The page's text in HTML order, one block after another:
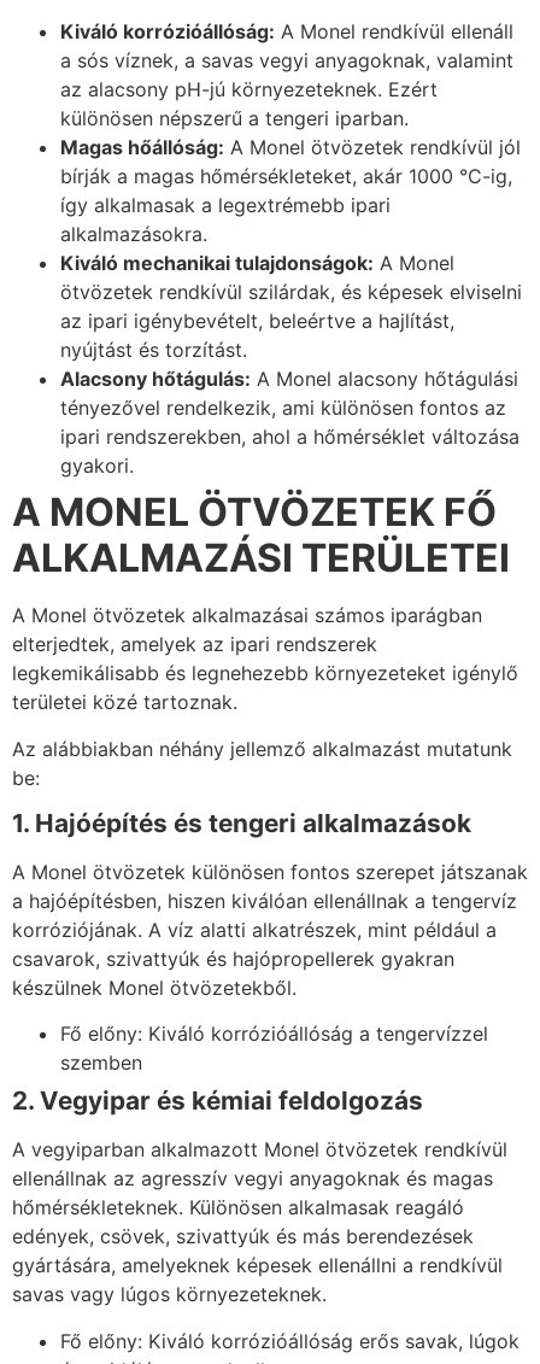
Kiváló korrózióállóság: A Monel rendkívül ellenáll
a sós víznek, a savas vegyi anyagoknak, valamint
az alacsony pH-jú környezeteknek. Ezért
különösen népszerű a tengeri iparban.
Magas hőállóság: A Monel ötvözetek rendkívül jól
bírják a magas hőmérsékleteket, akár 1000 °C-ig,
így alkalmasak a legextrémebb ipari
alkalmazásokra.
Kiváló mechanikai tulajdonságok: A Monel
ötvözetek rendkívül szilárdak, és képesek elviselni
az ipari igénybevételt, beleértve a hajlítást,
nyújtást és torzítást.
Alacsony hőtágulás: A Monel alacsony hőtágulási
tényezővel rendelkezik, ami különösen fontos az
ipari rendszerekben, ahol a hőmérséklet változása
gyakori.
A MONEL ÖTVÖZETEK FŐ
ALKALMAZÁSI TERÜLETEI
A Monel ötvözetek alkalmazásai számos iparágban
elterjedtek, amelyek az ipari rendszerek
legkemikálisabb és legnehezebb környezeteket igénylő
területei közé tartoznak.
Az alábbiakban néhány jellemző alkalmazást mutatunk
be:
1. Hajóépítés és tengeri alkalmazások
A Monel ötvözetek különösen fontos szerepet játszanak
a hajóépítésben, hiszen kiválóan ellenállnak a tengervíz
korróziójának. A víz alatti alkatrészek, mint például a
csavarok, szivattyúk és hajópropellerek gyakran
készülnek Monel ötvözetekből.
Fő előny: Kiváló korrózióállóság a tengervízzel
szemben
2. Vegyipar és kémiai feldolgozás
A vegyiparban alkalmazott Monel ötvözetek rendkívül
ellenállnak az agresszív vegyi anyagoknak és magas
hőmérsékleteknek. Különösen alkalmasak reagáló
edények, csövek, szivattyúk és más berendezések
gyártására, amelyeknek képesek ellenállni a rendkívül
savas vagy lúgos környezeteknek.
Fő előny: Kiváló korrózióállóság erős savak, lúgok